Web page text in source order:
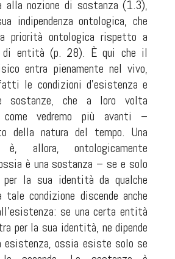
nozione di sostanza (1.3),
indipendenza ontologica, che
priorità ontologica rispetto a
entità (p. 28). È qui che il
entra pienamente nel vivo,
le condizioni d’esistenza e
sostanze, che a loro volta
come vedremo più avanti –
della natura del tempo. Una
allora, ontologicamente
è una sostanza – se e solo
per la sua identità da qualche
condizione discende anche
se una certa entità
per la sua identità, ne dipende
esistenza, ossia esiste solo se